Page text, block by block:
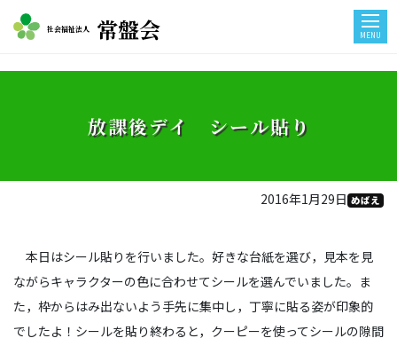
社会福祉法人 常盤会 MENU
放課後デイ シール貼り
2016年1月29日 めばえ
本日はシール貼りを行いました。好きな台紙を選び，見本を見
ながらキャラクターの色に合わせてシールを選んでいました。ま
た，枠からはみ出ないよう手先に集中し，丁寧に貼る姿が印象的
でしたよ！シールを貼り終わると，クーピーを使ってシールの隙間